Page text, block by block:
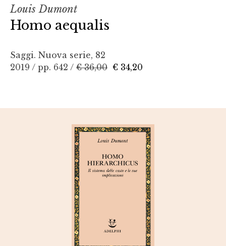
Louis Dumont
Homo aequalis
Saggi. Nuova serie, 82
2019 / pp. 642 / € 36,00 € 34,20